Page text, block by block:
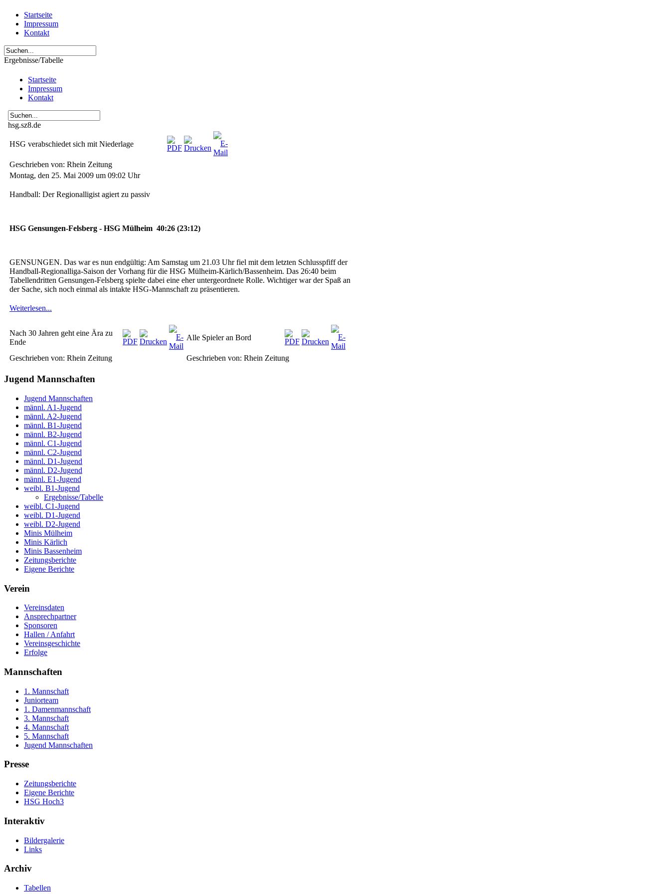
Startseite
Impressum
Kontakt
Ergebnisse/Tabelle
Jugend Mannschaften
Jugend Mannschaften
männl. A1-Jugend
männl. A2-Jugend
männl. B1-Jugend
männl. B2-Jugend
männl. C1-Jugend
männl. C2-Jugend
männl. D1-Jugend
männl. D2-Jugend
männl. E1-Jugend
weibl. B1-Jugend
Ergebnisse/Tabelle
weibl. C1-Jugend
weibl. D1-Jugend
weibl. D2-Jugend
Minis Mülheim
Minis Kärlich
Minis Bassenheim
Zeitungsberichte
Eigene Berichte
Verein
Vereinsdaten
Ansprechpartner
Sponsoren
Hallen / Anfahrt
Vereinsgeschichte
Erfolge
Mannschaften
1. Mannschaft
Juniorteam
1. Damenmannschaft
3. Mannschaft
4. Mannschaft
5. Mannschaft
Jugend Mannschaften
Presse
Zeitungsberichte
Eigene Berichte
HSG Hoch3
Interaktiv
Bildergalerie
Links
Archiv
Tabellen